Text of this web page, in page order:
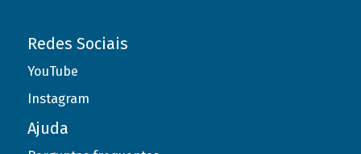
Redes Sociais
YouTube
Instagram
Ajuda